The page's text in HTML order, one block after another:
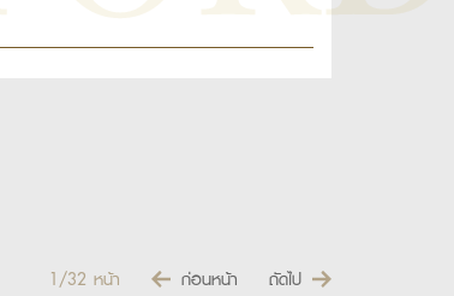
1/32 หน้า ก่อนหน้า ถัดไป